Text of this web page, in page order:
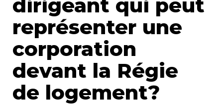
Services
Actualités
Journal
Juridique
dirigeant qui peut
représenter une
corporation
devant la Régie
de logement?